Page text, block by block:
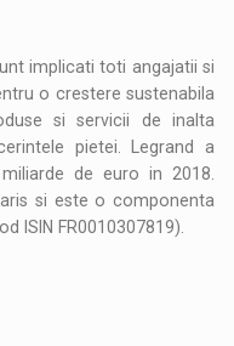
implicati toti angajatii si
o crestere sustenabila
si servicii de inalta
pietei. Legrand a
de euro in 2018.
si este o componenta
ISIN FR0010307819).